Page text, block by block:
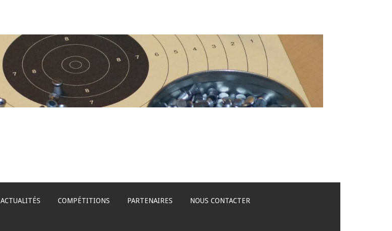
ACTUALITÉS COMPÉTITIONS PARTENAIRES NOUS CONTACTER